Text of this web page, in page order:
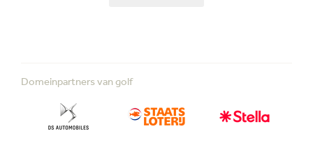
Domeinpartners van golf